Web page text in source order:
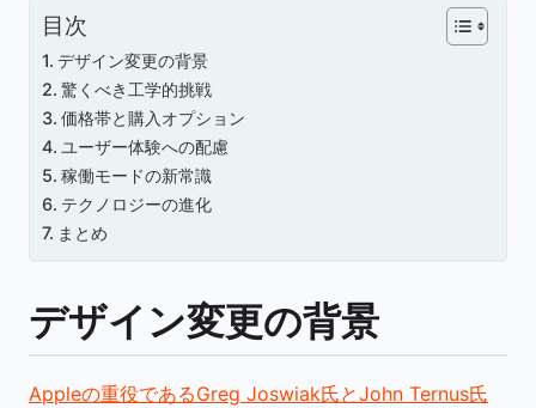
目次
デザイン変更の背景
驚くべき工学的挑戦
価格帯と購入オプション
ユーザー体験への配慮
稼働モードの新常識
テクノロジーの進化
まとめ
デザイン変更の背景
Appleの重役であるGreg Joswiak氏とJohn Ternus氏